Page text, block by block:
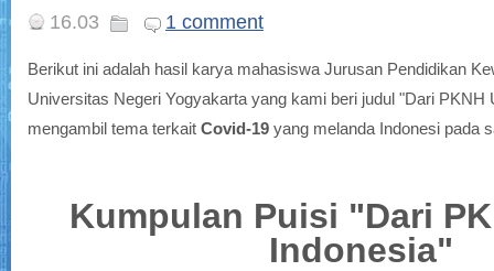
16.03 1 comment
Berikut ini adalah hasil karya mahasiswa Jurusan Pendidikan
Universitas Negeri Yogyakarta yang kami beri judul "Dari PKNH
mengambil tema terkait Covid-19 yang melanda Indonesi pada
Kumpulan Puisi "Dari
Indonesia"